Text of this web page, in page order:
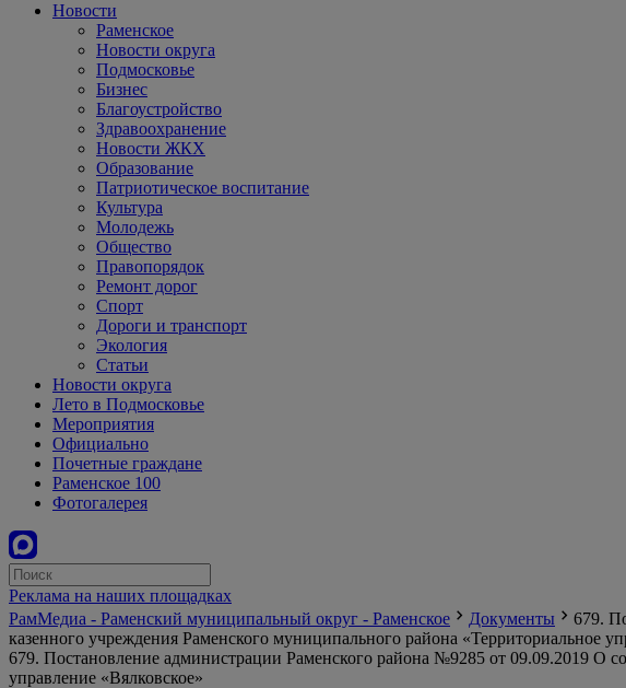
Новости
Раменское
Новости округа
Подмосковье
Бизнес
Благоустройство
Здравоохранение
Новости ЖКХ
Образование
Патриотическое воспитание
Культура
Молодежь
Общество
Правопорядок
Ремонт дорог
Спорт
Дороги и транспорт
Экология
Статьи
Новости округа
Лето в Подмосковье
Мероприятия
Официально
Почетные граждане
Раменское 100
Фотогалерея
Реклама на наших площадках
РамМедиа - Раменский муниципальный округ - Раменское
Документы
679.
казенного учреждения Раменского муниципального района «Территориальное
679. Постановление администрации Раменского района №9285 от 09.09.2019 О
управление «Вялковское»